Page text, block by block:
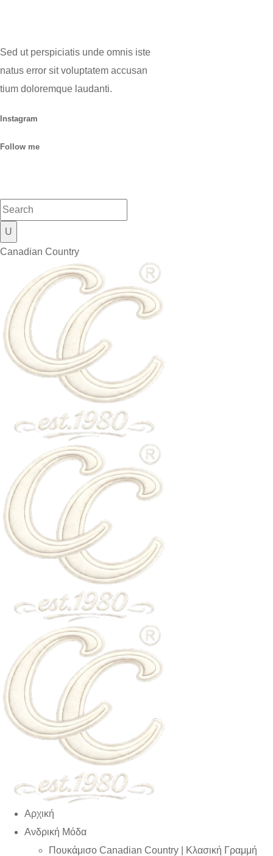
Sed ut perspiciatis unde omnis iste
natus error sit voluptatem accusan
tium doloremque laudanti.
Instagram
Follow me
Canadian Country
Αρχική
Ανδρική Μόδα
Πουκάμισο Canadian Country | Kλασική Γραμμή